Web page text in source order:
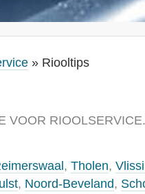
» Riooltips
VOOR
, Tholen,
, Noord-Beveland,